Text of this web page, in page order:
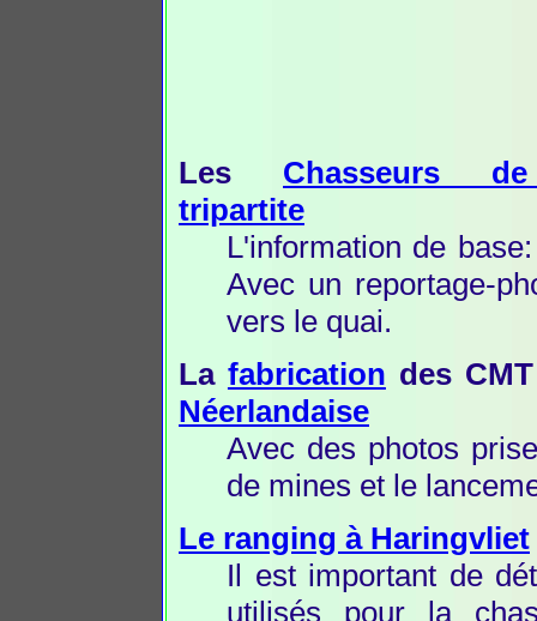
Les Chasseurs
tripartite
L'information de
Avec un reportage-
vers le quai.
La fabrication des CMT
Néerlandaise
Avec des photos
de mines et le
Le ranging à Haringvliet
Il est important de
utilisés pour la